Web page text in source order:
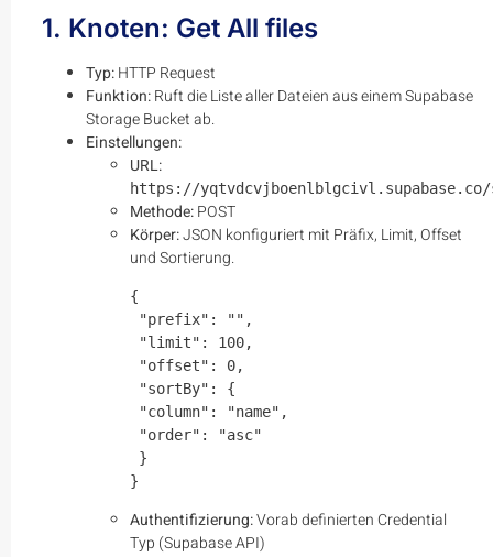
1. Knoten: Get All files
Typ:HTTP Request
Funktion:Ruft die Liste aller Dateien aus einem Supabase
Storage Bucket ab.
Einstellungen:
URL:
https://
Methode:POST
Körper:JSON konfiguriert mit Präfix, Limit, Offset
und Sortierung.
{
}
Authentifizierung:Vorab definierten Credential
Typ (Supabase API)